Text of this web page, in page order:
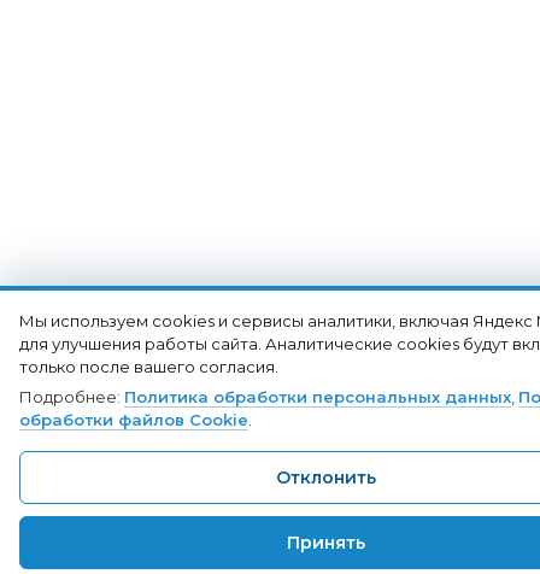
Мы используем cookies и сервисы аналитики, включая Яндекс
для улучшения работы сайта. Аналитические cookies будут
только после вашего согласия.
Подробнее: Политика обработки персональных данных
обработки файлов Cookie
Отклонить
Принять